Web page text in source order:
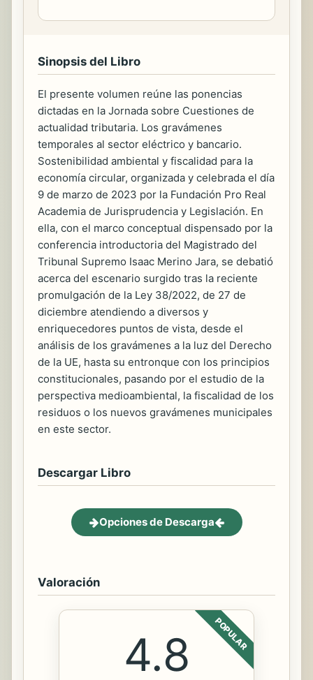
Sinopsis del Libro
El presente volumen reúne las ponencias
dictadas en la Jornada sobre Cuestiones de
actualidad tributaria. Los gravámenes
temporales al sector eléctrico y bancario.
Sostenibilidad ambiental y fiscalidad para la
economía circular, organizada y celebrada el día
9 de marzo de 2023 por la Fundación Pro Real
Academia de Jurisprudencia y Legislación. En
ella, con el marco conceptual dispensado por la
conferencia introductoria del Magistrado del
Tribunal Supremo Isaac Merino Jara, se debatió
acerca del escenario surgido tras la reciente
promulgación de la Ley 38/2022, de 27 de
diciembre atendiendo a diversos y
enriquecedores puntos de vista, desde el
análisis de los gravámenes a la luz del Derecho
de la UE, hasta su entronque con los principios
constitucionales, pasando por el estudio de la
perspectiva medioambiental, la fiscalidad de los
residuos o los nuevos gravámenes municipales
en este sector.
Descargar Libro
Opciones de Descarga
Valoración
POPULAR
4.8